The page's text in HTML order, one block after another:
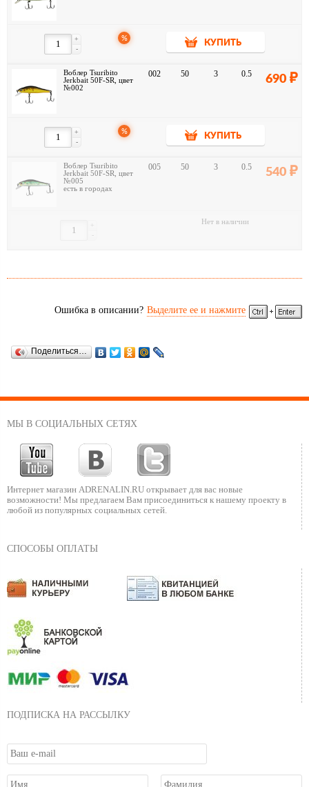
-
+ %
КУПИТЬ
Воблер Tsuribito
Jerkbait 50F-SR, цвет
№002
002 50 3 0.5 690
-
+ %
КУПИТЬ
Воблер Tsuribito
Jerkbait 50F-SR, цвет
№005
есть в городах
005 50 3 0.5 540
-
+ Нет в наличии
Ошибка в описании? Выделите ее и нажмите
Поделиться…
МЫ В СОЦИАЛЬНЫХ СЕТЯХ
Интернет магазин ADRENALIN.RU открывает для вас новые
возможности! Мы предлагаем Вам присоединиться к нашему проекту в
любой из популярных социальных сетей.
СПОСОБЫ ОПЛАТЫ
ПОДПИСКА НА РАССЫЛКУ